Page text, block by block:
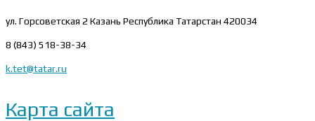
ул. Горсоветская 2 Казань Республика Татарстан 420034
8 (843) 518-38-34
k.tet@tatar.ru
Карта сайта